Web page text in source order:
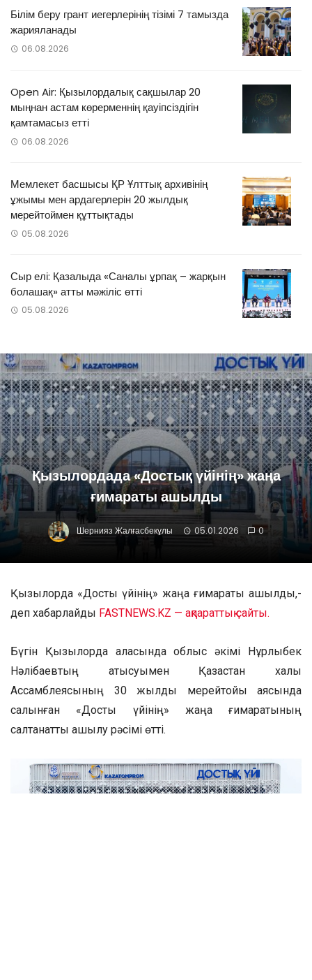
Білім беру грант иегерлерінің тізімі 7 тамызда
жарияланады
06.08.2026
Open Air: Қызылордалық сақшылар 20
мыңнан астам көрерменнің қауіпсіздігін
қамтамасыз етті
06.08.2026
Мемлекет басшысы ҚР Ұлттық архивінің
ұжымы мен ардагерлерін 20 жылдық
мерейтоймен құттықтады
05.08.2026
Сыр елі: Қазалыда «Саналы ұрпақ – жарқын
болашақ» атты мәжіліс өтті
05.08.2026
Қызылордада «Достық үйінің» жаңа
ғимараты ашылды
Шернияз Жалғасбекұлы 05.01.2026 0
Қызылорда «Достық үйінің» жаңа ғимараты ашылды,-
деп хабарлайды FASTNEWS.KZ — ақпараттық сайты.
Бүгін Қызылорда қаласында облыс әкімі Нұрлыбек
Нәлібаевтың қатысуымен Қазақстан халқы
Ассамблеясының 30 жылдық мерейтойы аясында
салынған «Достық үйінің» жаңа ғимаратының
салтанатты ашылу рәсімі өтті.